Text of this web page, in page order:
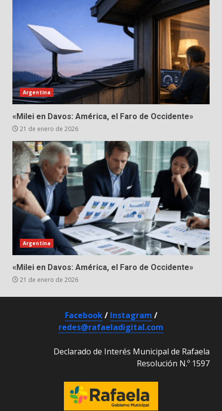
Argentina
«Milei en Davos: América, el Faro de Occidente»
21 de enero de 2026
Argentina
«Milei en Davos: América, el Faro de Occidente»
21 de enero de 2026
Facebook/ Instagram /
redes@rafaeladigital.com
Declarado de Interés Municipal de Rafaela
Resolución N.º 1597